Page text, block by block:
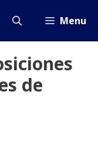
Menu
de